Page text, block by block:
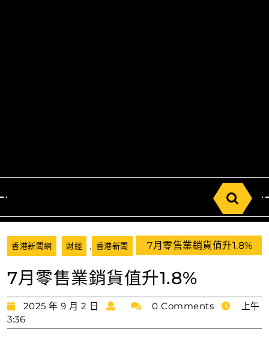
for:
香港新聞網 財經 , 香港新聞 7月零售業銷貨值升1.8%
7月零售業銷貨值升1.8%
2025 年 9 月 2 日
2025
9
0 Comments
上午
3:36